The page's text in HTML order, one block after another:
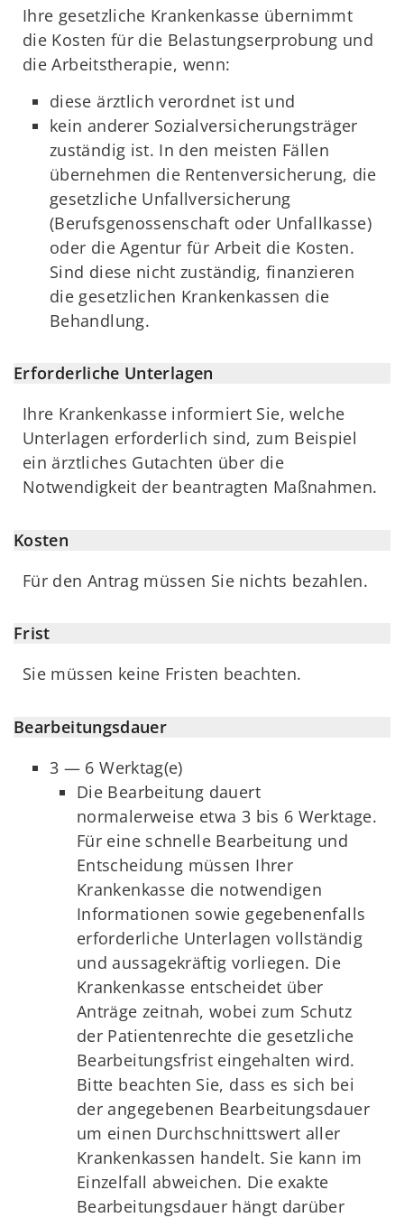
Ihre gesetzliche Krankenkasse übernimmt
die Kosten für die Belastungserprobung und
die Arbeitstherapie, wenn:
diese ärztlich verordnet ist und
kein anderer Sozialversicherungsträger
zuständig ist. In den meisten Fällen
übernehmen die Rentenversicherung, die
gesetzliche Unfallversicherung
(Berufsgenossenschaft oder Unfallkasse)
oder die Agentur für Arbeit die Kosten.
Sind diese nicht zuständig, finanzieren
die gesetzlichen Krankenkassen die
Behandlung.
Erforderliche Unterlagen
Ihre Krankenkasse informiert Sie, welche
Unterlagen erforderlich sind, zum Beispiel
ein ärztliches Gutachten über die
Notwendigkeit der beantragten Maßnahmen.
Kosten
Für den Antrag müssen Sie nichts bezahlen.
Frist
Sie müssen keine Fristen beachten.
Bearbeitungsdauer
3 — 6 Werktag(e)
Die Bearbeitung dauert
normalerweise etwa 3 bis 6 Werktage.
Für eine schnelle Bearbeitung und
Entscheidung müssen Ihrer
Krankenkasse die notwendigen
Informationen sowie gegebenenfalls
erforderliche Unterlagen vollständig
und aussagekräftig vorliegen. Die
Krankenkasse entscheidet über
Anträge zeitnah, wobei zum Schutz
der Patientenrechte die gesetzliche
Bearbeitungsfrist eingehalten wird.
Bitte beachten Sie, dass es sich bei
der angegebenen Bearbeitungsdauer
um einen Durchschnittswert aller
Krankenkassen handelt. Sie kann im
Einzelfall abweichen. Die exakte
Bearbeitungsdauer hängt darüber